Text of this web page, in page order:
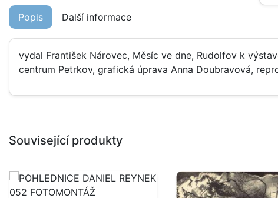
Popis Další informace
vydal František Nárovec, Měsíc ve dne, Rudolfov k
centrum Petrkov, grafická úprava Anna Doubravová,
Související produkty